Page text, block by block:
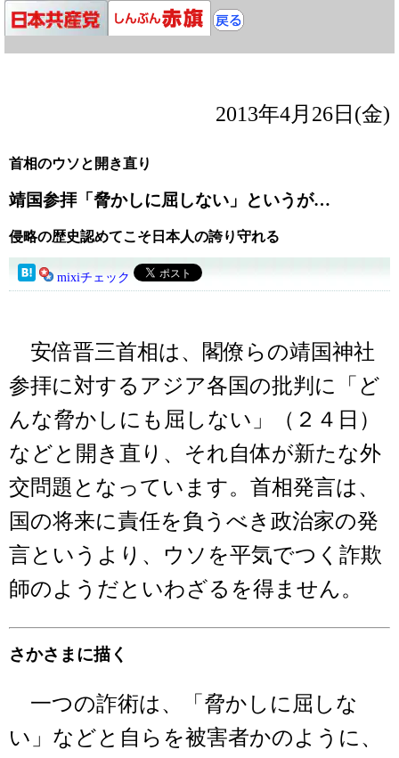
2013年4月26日(金)
首相のウソと開き直り
靖国参拝「脅かしに屈しない」というが…
侵略の歴史認めてこそ日本人の誇り守れる
mixiチェック
安倍晋三首相は、閣僚らの靖国神社
参拝に対するアジア各国の批判に「ど
んな脅かしにも屈しない」（２４日）
などと開き直り、それ自体が新たな外
交問題となっています。首相発言は、
国の将来に責任を負うべき政治家の発
言というより、ウソを平気でつく詐欺
師のようだといわざるを得ません。
さかさまに描く
一つの詐術は、「脅かしに屈しな
い」などと自らを被害者かのように、